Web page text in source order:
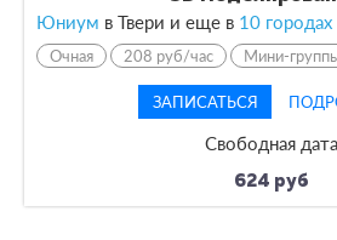
Юниум в Твери и еще в 10 городах
Очная 208 руб/час Мини-
ЗАПИСАТЬСЯ
Свободная дата
624 руб